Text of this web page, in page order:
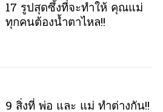
17 รูปสุดซึ้งที่จะทำให้ คุณแม่
ทุกคนต้องน้ำตาไหล!!
9 สิ่งที่ พ่อ และ แม่ ทำต่างกัน!!